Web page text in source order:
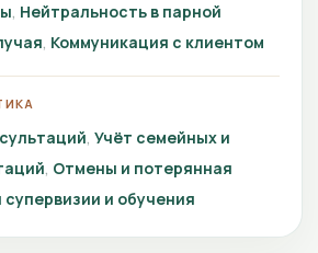
Нейтральность в парной
Коммуникация с клиентом
Учёт семейных и
Отмены и потерянная
и обучения